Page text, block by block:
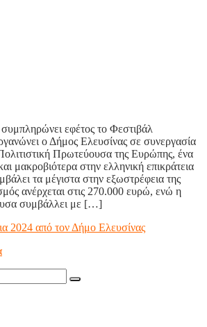
εφέτος το Φεστιβάλ
ο Δήμος Ελευσίνας σε συνεργασία
Πρωτεύουσα της Ευρώπης, ένα
μακροβιότερα στην ελληνική επικράτεια
τα μέγιστα στην εξωστρέφεια της
ανέρχεται στις 270.000 ευρώ, ενώ η
συμβάλλει με […]
2024 από τον Δήμο Ελευσίνας